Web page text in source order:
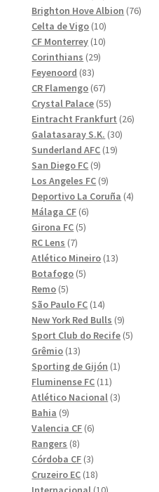
produkter
Brighton Hove Albion 7676
Celta de Vigo 1010
produkter
CF Monterrey 1010
Corinthians 2929
Feyenoord 8383
produkter
CR Flamengo 6767
produkter
Crystal Palace 5555
produkter
Eintracht Frankfurt 2626
Galatasaray S.K. 3030
Sunderland AFC 1919
San Diego FC 99
produkter
Los Angeles FC 99
produkter
Deportivo La Coruña 44
Málaga CF 66
Girona FC 55
RC Lens 77
produkter
Atlético Mineiro 1313
Botafogo 55
Remo 55
produkter
São Paulo FC 1414
produkter
New York Red Bulls 99
produkter
Sport Club do Recife 55
Grêmio 1313
produkter
Sporting de Gijón 11
Fluminense FC 1111
produkter
Atlético Nacional 33
Bahia 99
produkter
Valencia CF 66
Rangers 88
produkter
Córdoba CF 33
produkter
Cruzeiro EC 1818
produkter
10